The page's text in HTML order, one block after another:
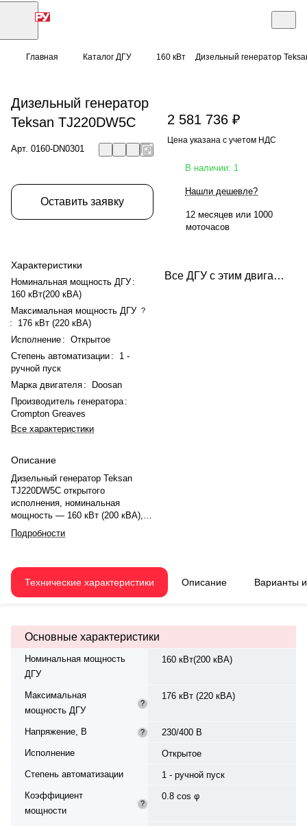
Главная Каталог ДГУ 160 кВт Дизельный генератор
Дизельный генератор
Teksan TJ220DW5C
Арт. 0160-DN0301
Оставить заявку
Характеристики
Номинальная мощность ДГУ :
160 кВт(200 кВА)
Максимальная мощность ДГУ ?
:
176 кВт (220 кВА)
Исполнение : Открытое
Степень автоматизации :
1 -
ручной пуск
Марка двигателя :
Doosan
Производитель генератора :
Crompton Greaves
Все характеристики
Описание
Дизельный генератор Teksan
TJ220DW5C открытого
исполнения, номинальная
мощность — 160 кВт (200 кВА),
максимальная — 176 кВт (220
кВА), ток — 288 А. Двигатель
электронным регулятором
оборотов. Номинальная
охлаждения жидкостная, объем
— 48,5 л. Частота вращения —
синхронный, трёхфазный, 230/400
В, 50 Гц. Производитель
модель G1R250LD, класс
изоляции H. Топливо — дизель,
топлива: 43,1 л/ч при 100%
нагрузке, 31,7 л/ч при 75%.
75% мощности — 10 ч. Артикул
— 4.2. Вес — 1833 кг, габариты:
2700×1200×1650 мм. Страна
Подробности
2 581 736 ₽
Цена указана с учетом НДС
В наличии: 1
Нашли дешевле?
12 месяцев или 1000
моточасов
Все ДГУ с этим двигателем
Технические характеристики Описание Варианты
Основные характеристики
Номинальная мощность
ДГУ
160 кВт(200 кВА)
Максимальная
мощность ДГУ
?
176 кВт (220 кВА)
Напряжение, В ?
230/400 В
Исполнение
Открытое
Степень автоматизации
1 - ручной пуск
Коэффициент
мощности
?
0.8 cos φ